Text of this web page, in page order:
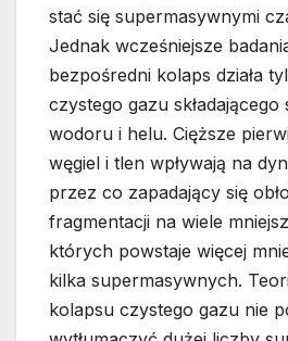
stać się supermasywnymi
Jednak wcześniejsze
bezpośredni kolaps działa
czystego gazu składającego
wodoru i helu. Cięższe
węgiel i tlen wpływają na
przez co zapadający się
fragmentacji na wiele
których powstaje więcej
kilka supermasywnych.
kolapsu czystego gazu nie